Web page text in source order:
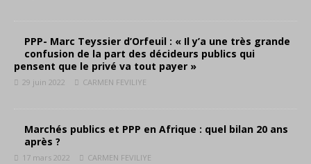
PPP- Marc Teyssier d’Orfeuil : « Il y’a une très grande
confusion de la part des décideurs publics qui
pensent que le privé va tout payer »
29 juin 2022 CARMEN FEVILIYE
Marchés publics et PPP en Afrique : quel bilan 20 ans
après ?
17 mars 2022 CARMEN FEVILIYE